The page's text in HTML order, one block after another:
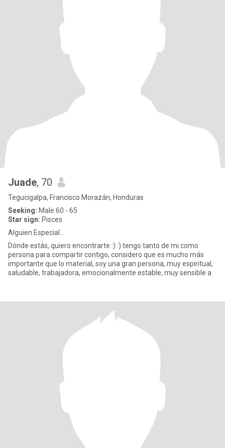
Juade, 70
Tegucigalpa, Francisco Morazán, Honduras
Seeking: Male 60 - 65
Star sign: Pisces
Alguien Especial...
Dónde estás, quiero encontrarte :) :) tengo tanto de mi como
persona para compartir contigo, considero que es mucho más
importante que lo material, soy una gran persona, muy espiritual,
saludable, trabajadora, emocionalmente estable, muy sensible a